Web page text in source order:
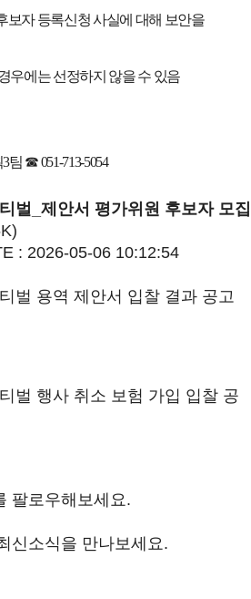
보자 등록신청 사실에 대해 보안을
우에는 선정하지 않을 수 있음
3팀 ☎051-713-5054
벌_제안서 평가위원 후보자 모집
: 2026-05-06 10:12:54
벌 용역 제안서 입찰 결과 공고
벌 행사 취소 보험 가입 입찰 공
팔로우해보세요.
신소식을 만나보세요.